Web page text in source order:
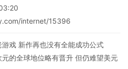
internet/15396
戏 新作再也没有全能成功公式
的全球地位略有晋升 但仍难望美元